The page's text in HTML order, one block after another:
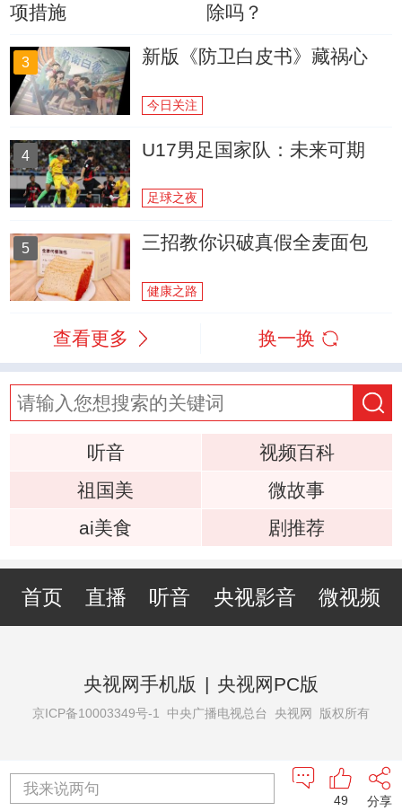
项措施
除吗？
3 新版《防卫白皮书》藏祸心
今日关注
4 U17男足国家队：未来可期
足球之夜
5 三招教你识破真假全麦面包
健康之路
查看更多 换一换
听音
视频百科
祖国美
微故事
ai美食
剧推荐
首页 直播 听音 央视影音 微视频
央视网手机版 | 央视网PC版
京ICP备10003349号-1 中央广播电视总台 央视网 版权所有
我来说两句
分享
49